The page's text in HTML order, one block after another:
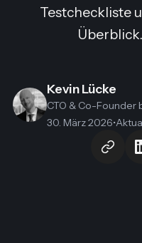
Testcheckliste
Kevin Lücke
CTO & Co-Founder
30. März 2026•